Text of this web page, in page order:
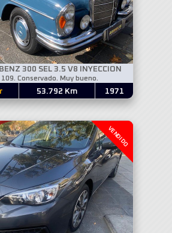
300 SEL 3.5 V8 INYECCION
109. Conservado. Muy bueno.
53.792 Km 1971
VENDIDO